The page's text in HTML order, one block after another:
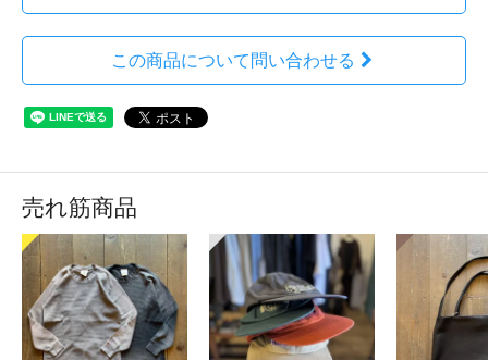
この商品について問い合わせる
売れ筋商品